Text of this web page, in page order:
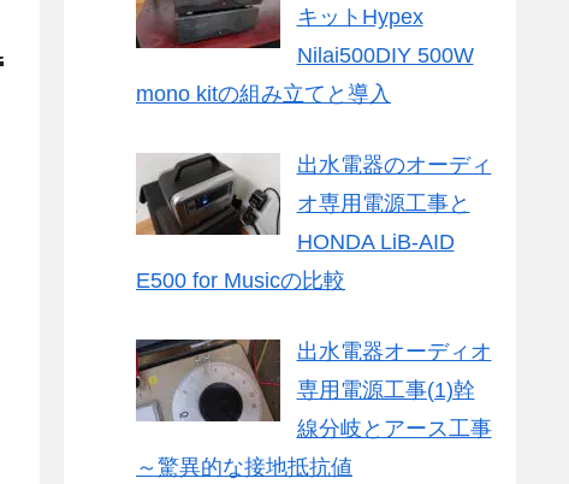
キットHypex
Nilai500DIY 500W
mono kitの組み立てと導入
出水電器のオーディ
オ専用電源工事と
HONDA LiB-AID
E500 for Musicの比較
出水電器オーディオ
専用電源工事(1)幹
線分岐とアース工事
～驚異的な接地抵抗値